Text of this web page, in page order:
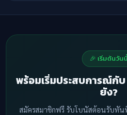
🎉 เริ่มต้นวัน
พร้อมเริ่มประสบการณ์กับ
ยัง?
สมัครสมาชิกฟรี รับโบนัสต้อนรับทัน